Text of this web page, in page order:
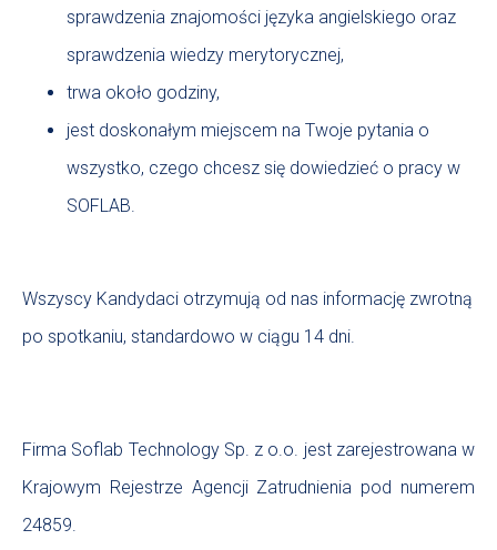
sprawdzenia znajomości języka angielskiego oraz
sprawdzenia wiedzy merytorycznej,
trwa około godziny,
jest doskonałym miejscem na Twoje pytania o
wszystko, czego chcesz się dowiedzieć o pracy w
SOFLAB.
Wszyscy Kandydaci otrzymują od nas informację zwrotną
po spotkaniu, standardowo w ciągu 14 dni.
Firma Soflab Technology Sp. z o.o. jest zarejestrowana w
Krajowym Rejestrze Agencji Zatrudnienia pod numerem
24859.